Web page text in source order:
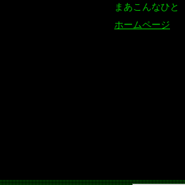
まあこんなひと
ホームページ